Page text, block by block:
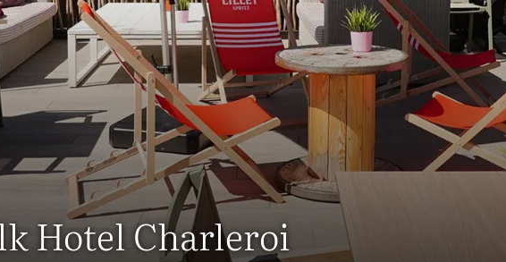
Hotel Charleroi